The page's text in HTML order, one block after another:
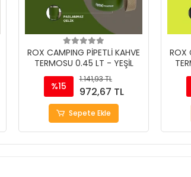
ROX CAMPING PİPETLİ KAHVE
TERMOSU 0.45 LT - YEŞİL
%15
1.141,93 TL
972,67 TL
Sepete Ekle
ROX